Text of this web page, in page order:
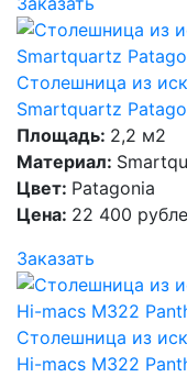
Столешница из
Smartquartz
Площадь: 2,2 м2
Материал:
Цвет: Patagonia
Цена: 22 400
Заказать
Столешница из
Hi-macs M322